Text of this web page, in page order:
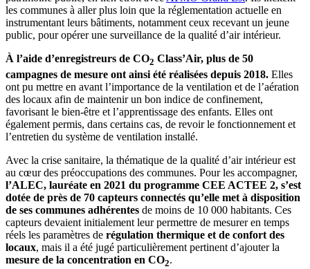
les communes à aller plus loin que la réglementation actuelle en
instrumentant leurs bâtiments, notamment ceux recevant un jeune
public, pour opérer une surveillance de la qualité d’air intérieur.
À l’aide d’enregistreurs de CO2 Class’Air, plus de 50
campagnes de mesure ont ainsi été réalisées depuis 2018. Elles
ont pu mettre en avant l’importance de la ventilation et de l’aération
des locaux afin de maintenir un bon indice de confinement,
favorisant le bien-être et l’apprentissage des enfants. Elles ont
également permis, dans certains cas, de revoir le fonctionnement et
l’entretien du système de ventilation installé.
Avec la crise sanitaire, la thématique de la qualité d’air intérieur est
au cœur des préoccupations des communes. Pour les accompagner,
l’ALEC, lauréate en 2021 du programme CEE ACTEE 2, s’est
dotée de près de 70 capteurs connectés qu’elle met à disposition
de ses communes adhérentes de moins de 10 000 habitants. Ces
capteurs devaient initialement leur permettre de mesurer en temps
réels les paramètres de régulation thermique et de confort des
locaux, mais il a été jugé particulièrement pertinent d’ajouter la
mesure de la concentration en CO2.